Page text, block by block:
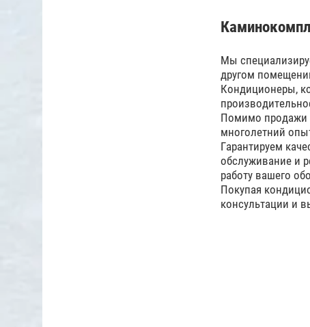
Мы
другом
Кондиционеры,
Помимо продажи
многолетний
Гарантируем
обслуживание и
работу вашего
Покупая
консультации и